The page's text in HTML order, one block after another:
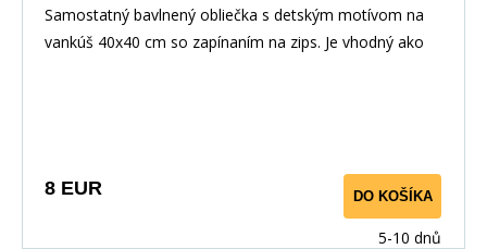
Samostatný bavlnený obliečka s detským motívom na
vankúš 40x40 cm so zapínaním na zips. Je vhodný ako
8 EUR DO KOŠÍKA
5-10 dnů